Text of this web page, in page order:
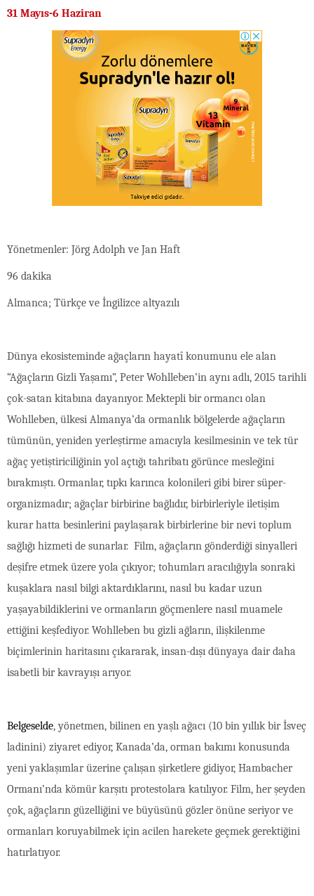
31 Mayıs-6 Haziran
Yönetmenler: Jörg Adolph ve Jan Haft
96 dakika
Almanca; Türkçe ve İngilizce altyazılı
Dünya ekosisteminde ağaçların hayatî konumunu ele alan
“Ağaçların Gizli Yaşamı”, Peter Wohlleben’in aynı adlı, 2015 tarihli
çok-satan kitabına dayanıyor. Mektepli bir ormancı olan
Wohlleben, ülkesi Almanya’da ormanlık bölgelerde ağaçların
tümünün, yeniden yerleştirme amacıyla kesilmesinin ve tek tür
ağaç yetiştiriciliğinin yol açtığı tahribatı görünce mesleğini
bırakmıştı. Ormanlar, tıpkı karınca kolonileri gibi birer süper-
organizmadır; ağaçlar birbirine bağlıdır, birbirleriyle iletişim
kurar hatta besinlerini paylaşarak birbirlerine bir nevi toplum
sağlığı hizmeti de sunarlar. Film, ağaçların gönderdiği sinyalleri
deşifre etmek üzere yola çıkıyor; tohumları aracılığıyla sonraki
kuşaklara nasıl bilgi aktardıklarını, nasıl bu kadar uzun
yaşayabildiklerini ve ormanların göçmenlere nasıl muamele
ettiğini keşfediyor. Wohlleben bu gizli ağların, ilişkilenme
biçimlerinin haritasını çıkararak, insan-dışı dünyaya dair daha
isabetli bir kavrayışı arıyor.
Belgeselde, yönetmen, bilinen en yaşlı ağacı (10 bin yıllık bir İsveç
ladinini) ziyaret ediyor, Kanada’da, orman bakımı konusunda
yeni yaklaşımlar üzerine çalışan şirketlere gidiyor, Hambacher
Ormanı’nda kömür karşıtı protestolara katılıyor. Film, her şeyden
çok, ağaçların güzelliğini ve büyüsünü gözler önüne seriyor ve
ormanları koruyabilmek için acilen harekete geçmek gerektiğini
hatırlatıyor.